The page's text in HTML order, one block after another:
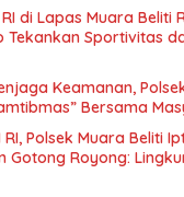
di Lapas Muara Beliti
Tekankan Sportivitas
Keamanan,
Bersama
RI, Polsek Muara Beliti
Gotong Royong: